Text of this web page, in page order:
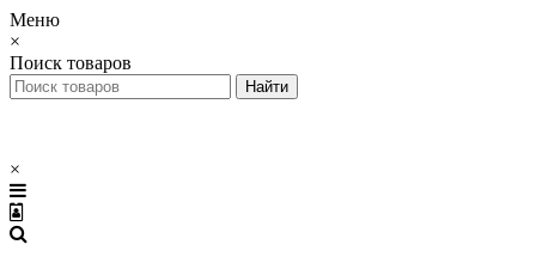
Меню
×
Поиск товаров
×